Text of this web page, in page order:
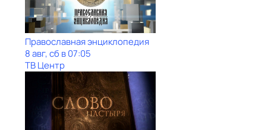
Православная энциклопедия
8 авг, сб в 07:05
ТВ Центр